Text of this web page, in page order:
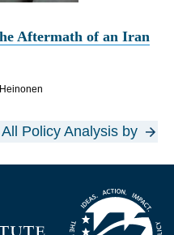
Aftermath of an Iran
All Policy Analysis by أولي هاينونن